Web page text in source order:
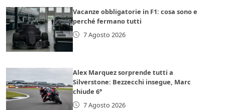
Vacanze obbligatorie in F1: cosa sono e
perché fermano tutti
7 Agosto 2026
Alex Marquez sorprende tutti a
Silverstone: Bezzecchi insegue, Marc
chiude 6°
7 Agosto 2026